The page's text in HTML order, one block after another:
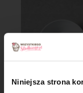
Niniejsza strona